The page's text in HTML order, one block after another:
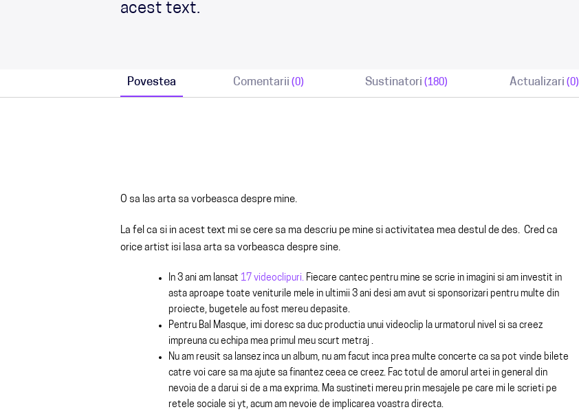
acest text.
Povestea Comentarii (0) Sustinatori (180) Actualizari (0)
O sa las arta sa vorbeasca despre mine.
La fel ca si in acest text mi se cere sa ma descriu pe mine si activitatea mea destul de des. Cred ca
orice artist isi lasa arta sa vorbeasca despre sine.
In 3 ani am lansat 17 videoclipuri. Fiecare cantec pentru mine se scrie in imagini si am investit in
asta aproape toate veniturile mele in ultimii 3 ani desi am avut si sponsorizari pentru multe din
proiecte, bugetele au fost mereu depasite.
Pentru Bal Masque, imi doresc sa duc productia unui videoclip la urmatorul nivel si sa creez
impreuna cu echipa mea primul meu scurt metraj .
Nu am reusit sa lansez inca un album, nu am facut inca prea multe concerte ca sa pot vinde bilete
catre voi care sa ma ajute sa finantez ceea ce creez. Fac totul de amorul artei in general din
nevoia de a darui si de a ma exprima. Ma sustineti mereu prin mesajele pe care mi le scrieti pe
retele sociale si yt, acum am nevoie de implicarea voastra directa.